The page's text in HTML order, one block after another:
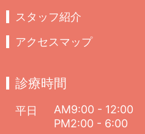
スタッフ紹介
アクセスマップ
診療時間
平日
AM9:00 - 12:00
PM2:00 - 6:00